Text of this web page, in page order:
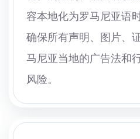
容本地化为罗马尼亚语
确保所有声明、图片、
马尼亚当地的广告法和
风险。